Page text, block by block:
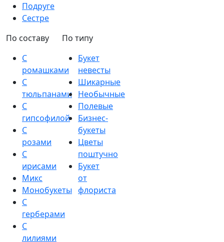
Подруге
Сестре
По составу
С
ромашками
С
тюльпанами
С
гипсофилой
С
розами
С
ирисами
Микс
Монобукеты
С
герберами
С
лилиями
По типу
Букет
невесты
Шикарные
Необычные
Полевые
Бизнес-
букеты
Цветы
поштучно
Букет
от
флориста